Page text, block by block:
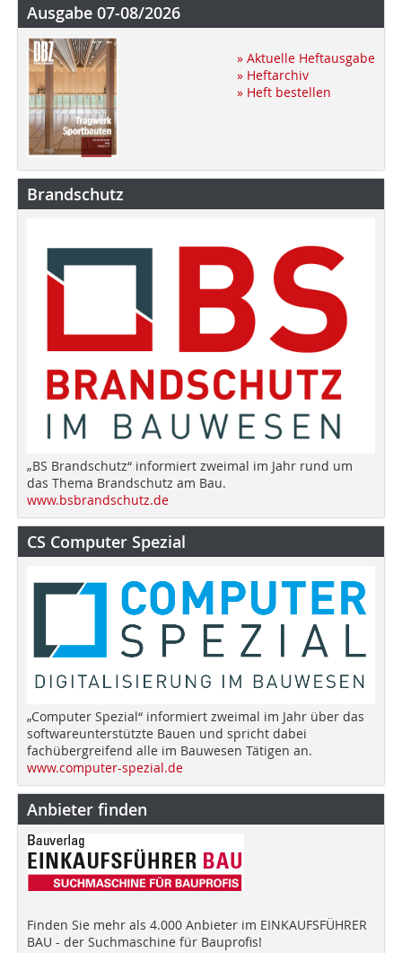
Ausgabe 07-08/2026
» Aktuelle Heftausgabe
» Heftarchiv
» Heft bestellen
Brandschutz
„BS Brandschutz“ informiert zweimal im Jahr rund um
das Thema Brandschutz am Bau.
www.bsbrandschutz.de
CS Computer Spezial
„Computer Spezial“ informiert zweimal im Jahr über das
softwareunterstützte Bauen und spricht dabei
fachübergreifend alle im Bauwesen Tätigen an.
www.computer-spezial.de
Anbieter finden
Finden Sie mehr als 4.000 Anbieter im EINKAUFSFÜHRER
BAU - der Suchmaschine für Bauprofis!